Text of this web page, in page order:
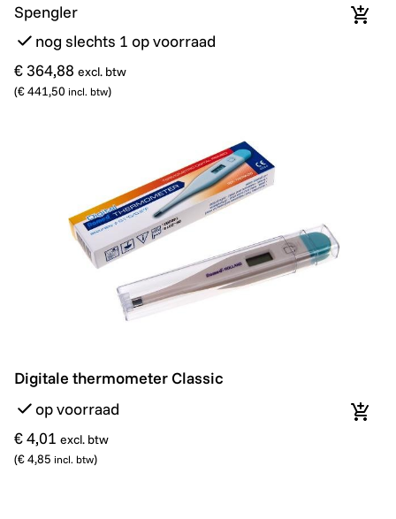
Spengler
nog slechts 1 op voorraad
€ 364,88 excl. btw
(€ 441,50 incl. btw)
In
Digitale thermometer Classic
Digitale thermometer Classic
op voorraad
€ 4,01 excl. btw
(€ 4,85 incl. btw)
In